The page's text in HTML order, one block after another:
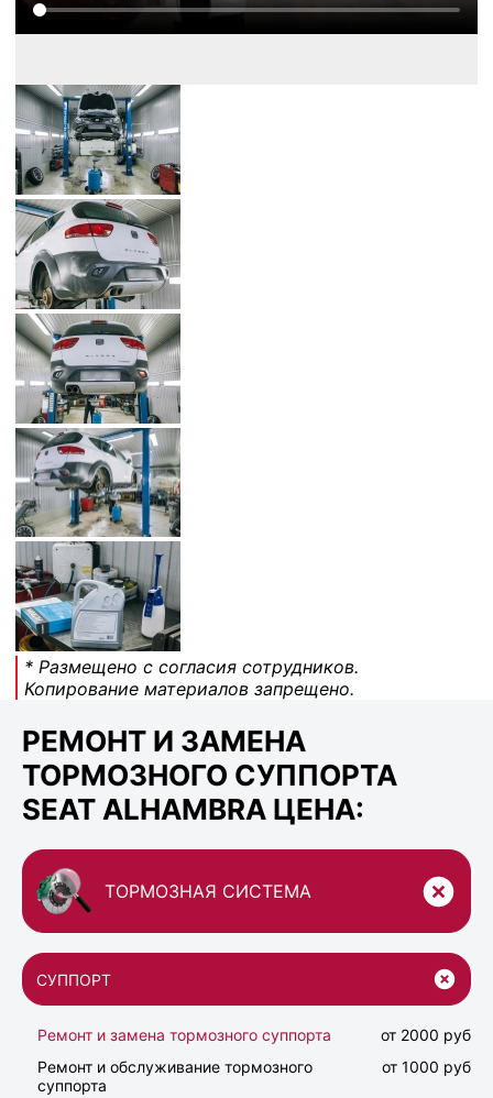
* Размещено с согласия сотрудников.
Копирование материалов запрещено.
РЕМОНТ И ЗАМЕНА
ТОРМОЗНОГО СУППОРТА
SEAT ALHAMBRA ЦЕНА:
ТОРМОЗНАЯ СИСТЕМА
СУППОРТ
Ремонт и замена тормозного суппорта
от 2000 руб
Ремонт и обслуживание тормозного
суппорта
от 1000 руб